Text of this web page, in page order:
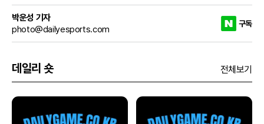
박운성 기자
photo@dailyesports.com
구독
데일리 숏 전체보기